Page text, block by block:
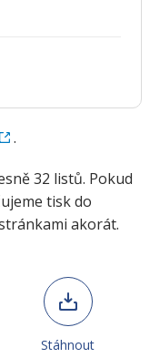
.
32 listů. Pokud
tisk do
akorát.
Stáhnout